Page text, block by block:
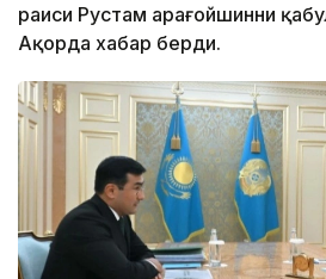
раиси Рустам Қарағойшинни
Ақорда хабар берди.